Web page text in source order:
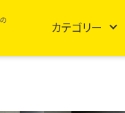
カテゴリー